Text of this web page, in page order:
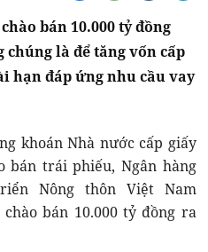
bán 10.000 tỷ đồng
là để tăng vốn cấp
hạn đáp ứng nhu cầu vay
khoán Nhà nước cấp giấy
bán trái phiếu, Ngân hàng
Nông thôn Việt Nam
bán 10.000 tỷ đồng ra